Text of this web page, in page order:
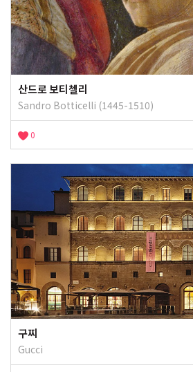
산드로 보티첼리
Sandro Botticelli (1445-1510)
0
구찌
Gucci